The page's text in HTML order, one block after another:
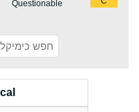
Questionable